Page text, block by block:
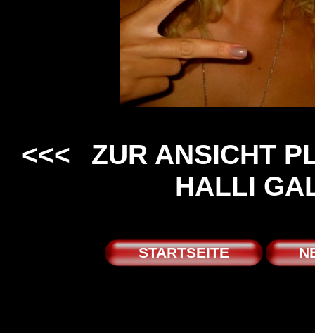
<<<
ZUR ANSICHT
HALLI
STARTSEITE